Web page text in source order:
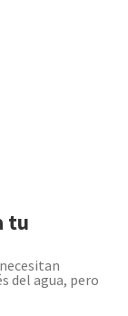
tu
del agua, pero